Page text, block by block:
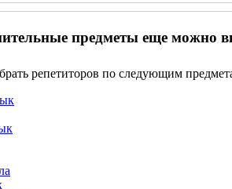
предметы еще можно
репетиторов по следующим